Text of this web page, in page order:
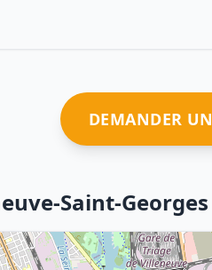
DEMANDER
Saint-Georges